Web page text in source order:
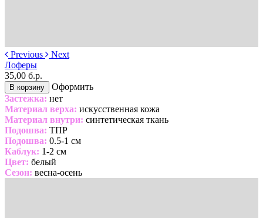
Previous
Next
Лоферы
35,00 б.р.
В корзину
Оформить
Застежка: нет
Материал верха: искусственная кожа
Материал внутри: синтетическая ткань
Подошва: ТПР
Подошва: 0.5-1 см
Каблук: 1-2 см
Цвет: белый
Сезон: весна-осень